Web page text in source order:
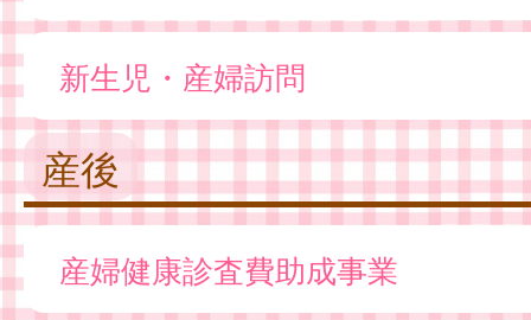
新生児・産婦訪問
産後
産婦健康診査費助成事業